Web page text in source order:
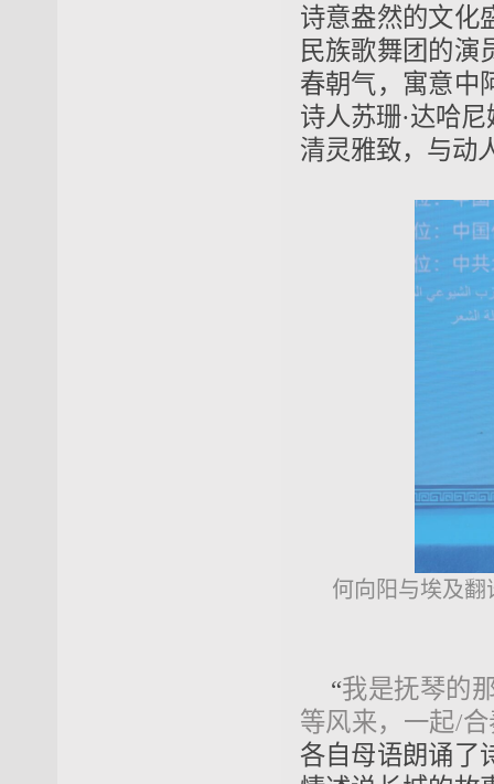
诗意盎然的文化
民族歌舞团的演
春朝气，寓意中
诗人苏珊·达哈
清灵雅致，与动
何向阳与埃及
“我是抚琴的
等风来，一起/
各自母语朗诵了